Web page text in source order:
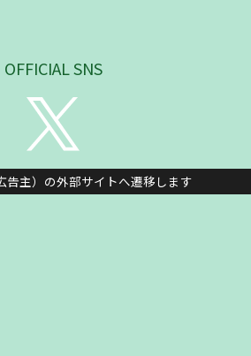
OFFICIAL SNS
告主）の外部サイトへ遷移します